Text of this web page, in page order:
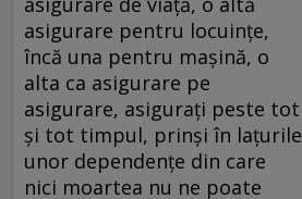
asigurare pentru locuinţe,
încă una pentru maşină, o
alta ca asigurare pe
asigurare, asiguraţi peste tot
şi tot timpul, prinşi în laţurile
unor dependenţe din care
nici moartea nu ne poate